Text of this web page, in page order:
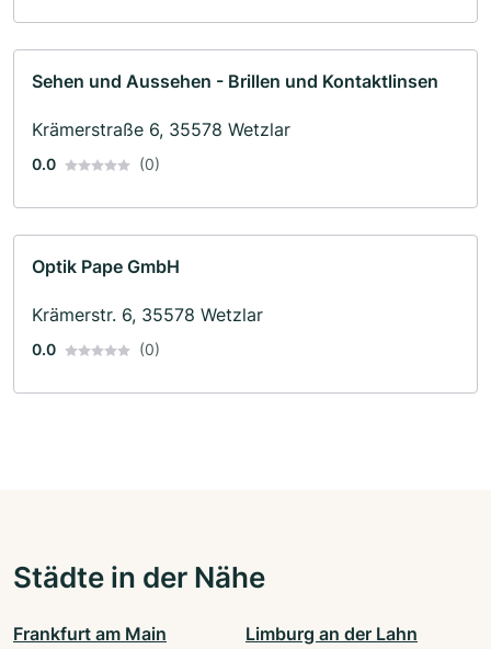
Sehen und Aussehen - Brillen und Kontaktlinsen
Krämerstraße 6, 35578 Wetzlar
0.0 (0)
Optik Pape GmbH
Krämerstr. 6, 35578 Wetzlar
0.0 (0)
Städte in der Nähe
Frankfurt am Main Limburg an der Lahn